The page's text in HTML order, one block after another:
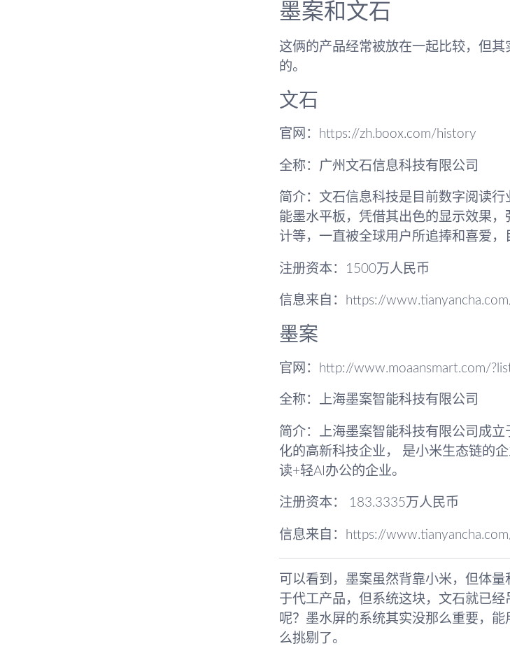
墨案和文石
这俩的产品经常被放在一起比较，但
的。
文石
官网：https://zh.boox.com/history
全称：广州文石信息科技有限公司
简介：文石信息科技是目前数字阅读
能墨水平板，凭借其出色的显示效果
计等，一直被全球用户所追捧和喜爱，
注册资本：1500万人民币
信息来自：https://
墨案
官网：http://www.moaansmart.com/
全称：上海墨案智能科技有限公司
简介：上海墨案智能科技有限公司成
化的高新科技企业， 是小米生态链的
读+轻AI办公的企业。
注册资本： 183.3335万人民币
信息来自：https://
可以看到，墨案虽然背靠小米，但体
于代工产品，但系统这块，文石就已
呢？墨水屏的系统其实没那么重要，
么挑剔了。